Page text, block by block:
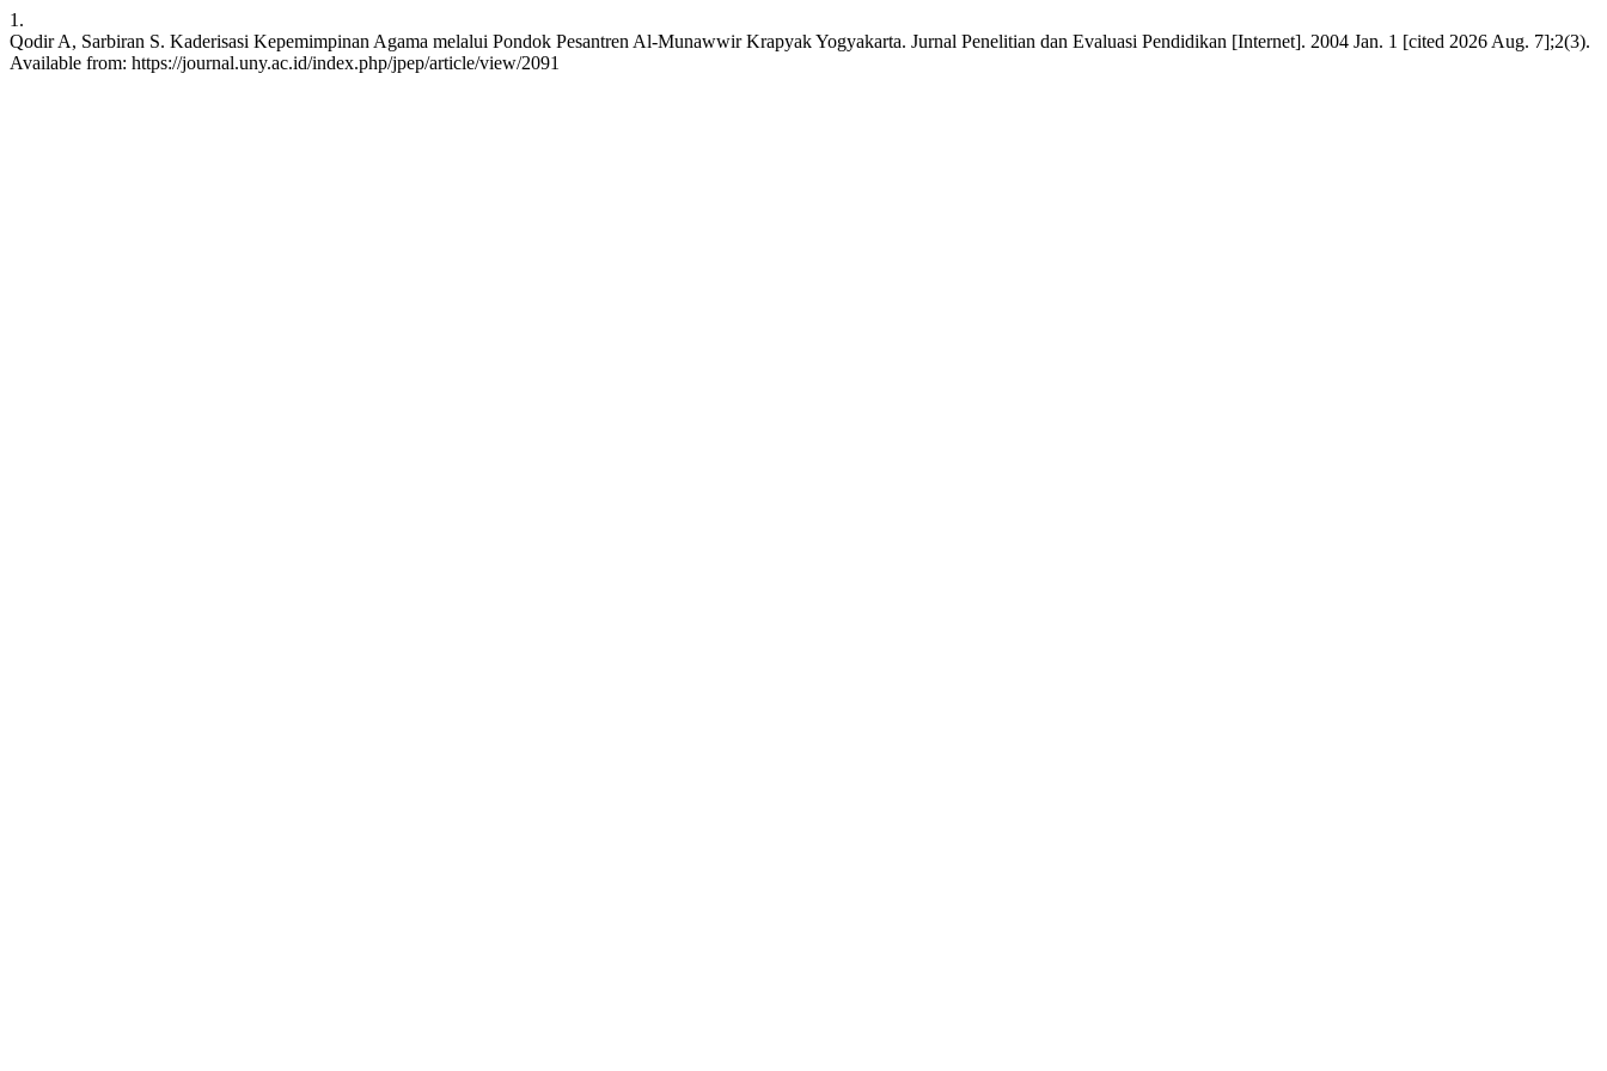
1.
Qodir A, Sarbiran S. Kaderisasi Kepemimpinan Agama melalui Pondok Pesantren Al-Munawwir Krapyak Yogyakarta. Jurnal Penelitian dan Evaluasi Pendidikan [Internet]. 2004 Jan. 1 [cited 2026 Aug. 7];2(3).
Available from: https://journal.uny.ac.id/index.php/jpep/article/view/2091